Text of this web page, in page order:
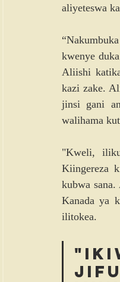
aliyeteswa
kwenye
Aliishi
kazi zake.
jinsi gani
walihama
"Kweli,
Kiingereza
kubwa
Kanada ya
ilitokea.